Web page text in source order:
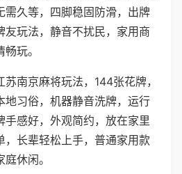
需久等，四脚稳固防滑，出牌
友玩法，静音不扰民，家用商
玩。
南京麻将玩法，144张花牌，
地习俗，机器静音洗牌，运行
手感好，外观简约，放在家里
，长辈轻松上手，普通家用款
休闲。